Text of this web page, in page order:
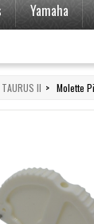
Yamaha
TAURUS II > Molette